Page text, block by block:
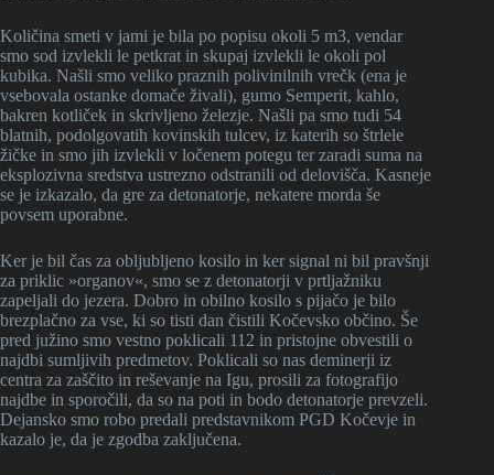
Količina smeti v jami je bila po popisu okoli 5 m3, vendar
smo sod izvlekli le petkrat in skupaj izvlekli le okoli pol
kubika. Našli smo veliko praznih polivinilnih vrečk (ena je
vsebovala ostanke domače živali), gumo Semperit, kahlo,
bakren kotliček in skrivljeno železje. Našli pa smo tudi 54
blatnih, podolgovatih kovinskih tulcev, iz katerih so štrlele
žičke in smo jih izvlekli v ločenem potegu ter zaradi suma na
eksplozivna sredstva ustrezno odstranili od delovišča. Kasneje
se je izkazalo, da gre za detonatorje, nekatere morda še
povsem uporabne.
Ker je bil čas za obljubljeno kosilo in ker signal ni bil pravšnji
za priklic »organov«, smo se z detonatorji v prtljažniku
zapeljali do jezera. Dobro in obilno kosilo s pijačo je bilo
brezplačno za vse, ki so tisti dan čistili Kočevsko občino. Še
pred južino smo vestno poklicali 112 in pristojne obvestili o
najdbi sumljivih predmetov. Poklicali so nas deminerji iz
centra za zaščito in reševanje na Igu, prosili za fotografijo
najdbe in sporočili, da so na poti in bodo detonatorje prevzeli.
Dejansko smo robo predali predstavnikom PGD Kočevje in
kazalo je, da je zgodba zaključena.